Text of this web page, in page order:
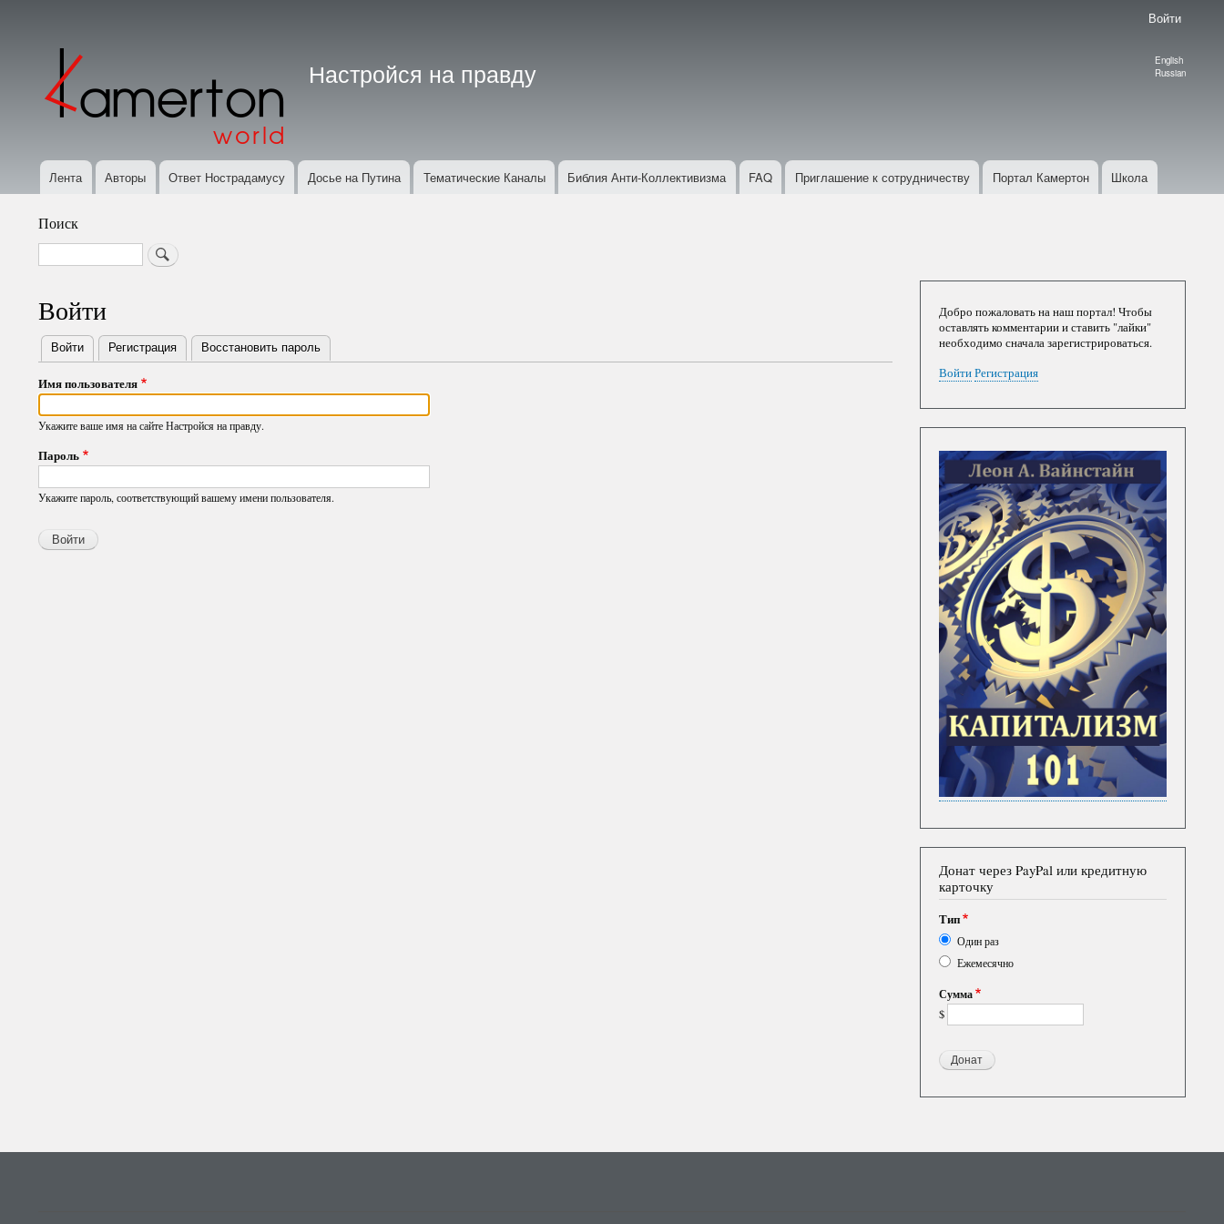
учётной
записи
пользователя
Войти
Language
English
Russian
Настройся на правду
Основная
Лента Авторы Ответ Нострадамусу Досье на Путина Тематические Каналы Библия Анти-Коллективизма FAQ Приглашение к сотрудничеству Портал Камертон Школа
Поиск
Search
Войти
Primary
tabs
Войти (активная вкладка)
Регистрация Восстановить пароль
Имя пользователя
Укажите ваше имя на сайте Настройся на правду.
Пароль
Укажите пароль, соответствующий вашему имени пользователя.
Добро пожаловать на наш портал! Чтобы
оставлять комментарии и ставить "лайки"
необходимо сначала зарегистрироваться.
Войти Регистрация
Донат через PayPal или кредитную
карточку
Тип
Один раз
Ежемесячно
Сумма
$